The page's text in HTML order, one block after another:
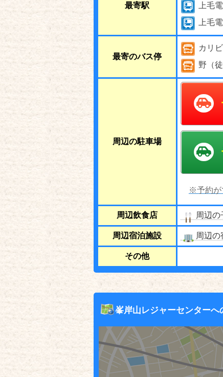
最寄駅
上毛
上毛
最寄のバス停
カリ
野（
周辺の駐車場
※予約が
周辺飲食店 周辺の
周辺宿泊施設 周辺の
その他
峯岸山レジャーセンターへ